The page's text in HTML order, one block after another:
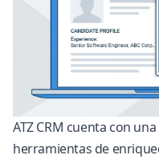
ATZ CRM cuenta con
herramientas de